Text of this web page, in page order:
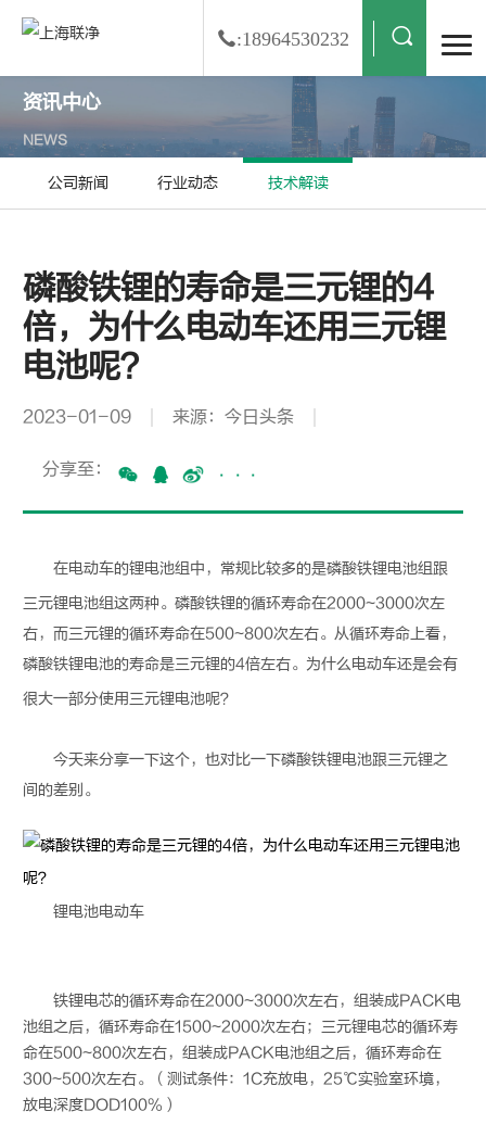
:18964530232
资讯中心
NEWS
公司新闻 行业动态 技术解读
磷酸铁锂的寿命是三元锂的4
倍，为什么电动车还用三元锂
电池呢？
2023-01-09 来源：今日头条
分享至： ···
在电动车的锂电池组中，常规比较多的是磷酸铁锂电池组跟
三元锂电池组这两种。磷酸铁锂的循环寿命在2000~3000次左
右，而三元锂的循环寿命在500~800次左右。从循环寿命上看，
磷酸铁锂电池的寿命是三元锂的4倍左右。为什么电动车还是会有
很大一部分使用三元锂电池呢？
今天来分享一下这个，也对比一下磷酸铁锂电池跟三元锂之
间的差别。
锂电池电动车
铁锂电芯的循环寿命在2000~3000次左右，组装成PACK电
池组之后，循环寿命在1500~2000次左右；三元锂电芯的循环寿
命在500~800次左右，组装成PACK电池组之后，循环寿命在
300~500次左右。（测试条件：1C充放电，25℃实验室环境，
放电深度DOD100%）